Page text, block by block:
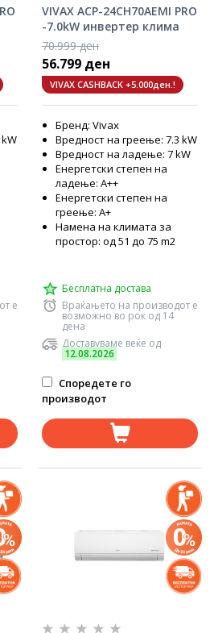
е
VIVAX ACP-24CH70AEMI PRO
-7.0kW инвертер клима
уред
70.999 ден
56.799 ден
VIVAX CASHBACK +5.000ден.!
Бренд: Vivax
Вредност на греење: 7.3 kW
Вредност на ладење: 7 kW
Енергетски степен на
ладење: А++
Енергетски степен на
греење: А+
Намена на климата за
простор: од 51 до 75 m2
Бесплатна достава
Враќањето на производот е
возможно во рок од 14
дена
Доставуваме веќе од
12.08.2026
Споредете го
производот